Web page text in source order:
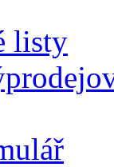
listy